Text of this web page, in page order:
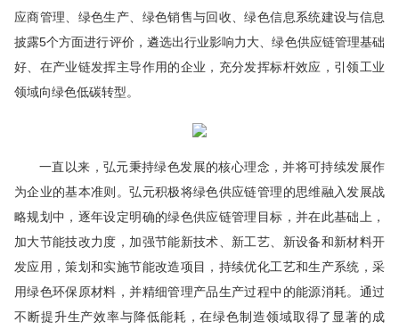
应商管理、绿色生产、绿色销售与回收、绿色信息系统建设与信息
披露5个方面进行评价，遴选出行业影响力大、绿色供应链管理基础
好、在产业链发挥主导作用的企业，充分发挥标杆效应，引领工业
领域向绿色低碳转型。
一直以来，弘元秉持绿色发展的核心理念，并将可持续发展作
为企业的基本准则。弘元积极将绿色供应链管理的思维融入发展战
略规划中，逐年设定明确的绿色供应链管理目标，并在此基础上，
加大节能技改力度，加强节能新技术、新工艺、新设备和新材料开
发应用，策划和实施节能改造项目，持续优化工艺和生产系统，采
用绿色环保原材料，并精细管理产品生产过程中的能源消耗。通过
不断提升生产效率与降低能耗，在绿色制造领域取得了显著的成